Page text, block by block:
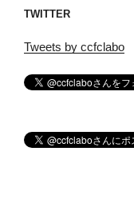
TWITTER
Tweets by ccfclabo